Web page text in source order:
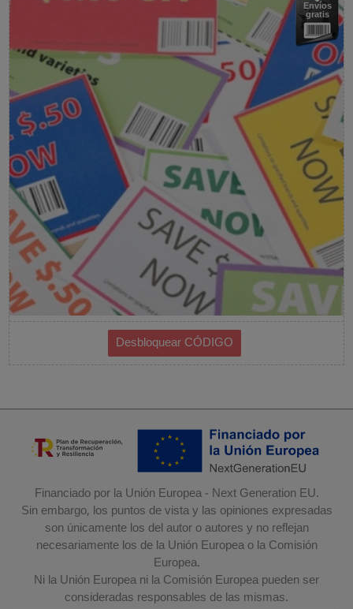
Envíos
gratis
Financiado por la Unión Europea - Next Generation EU.
Sin embargo, los puntos de vista y las opiniones expresadas
son únicamente los del autor o autores y no reflejan
necesariamente los de la Unión Europea o la Comisión
Europea.
Ni la Unión Europea ni la Comisión Europea pueden ser
consideradas responsables de las mismas.